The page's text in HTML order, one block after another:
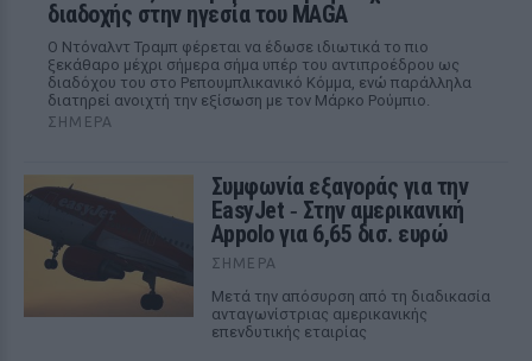
διαδοχής στην ηγεσία του MAGA
Ο Ντόναλντ Τραμπ φέρεται να έδωσε ιδιωτικά το πιο
ξεκάθαρο μέχρι σήμερα σήμα υπέρ του αντιπροέδρου ως
διαδόχου του στο Ρεπουμπλικανικό Κόμμα, ενώ παράλληλα
διατηρεί ανοιχτή την εξίσωση με τον Μάρκο Ρούμπιο.
ΣΉΜΕΡΑ
Συμφωνία εξαγοράς για την
EasyJet ‑ Στην αμερικανική
Appolo για 6,65 δισ. ευρώ
ΣΉΜΕΡΑ
Μετά την απόσυρση από τη διαδικασία
ανταγωνίστριας αμερικανικής
επενδυτικής εταιρίας